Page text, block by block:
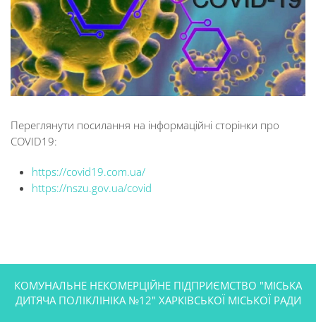
Переглянути посилання на інформаційні сторінки про
COVID19:
https://covid19.com.ua/
https://nszu.gov.ua/covid
КОМУНАЛЬНЕ НЕКОМЕРЦІЙНЕ ПІДПРИЄМСТВО "МІСЬКА
ДИТЯЧА ПОЛІКЛІНІКА №12" ХАРКІВСЬКОЇ МІСЬКОЇ РАДИ